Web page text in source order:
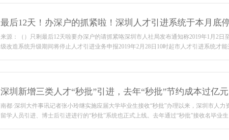
最后12天！办深户的抓紧啦！深圳人才引进系统于本月底
来源：（）只剩最后12天啦要办深户的请抓紧咯深圳市人社局发布通知称2019年1月2日
级改造系统升级期间将停止人才引进业务申报2019年2月28日10时起市人才引进系统才能
深圳新增三类人才“秒批”引进，去年“秒批”节约成本过亿元
南都·深圳大件事讯记者张小玲继实施应届大学毕业生接收“秒批”办理以来，深圳市人力
留学人员引进、博士后引进进行的“秒批”系统也正式上线。去年通过“秒批”接收名毕业